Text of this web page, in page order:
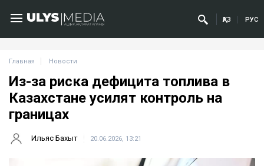
ҚАЗ РУС
Главная Новости
Из-за риска дефицита топлива в
Казахстане усилят контроль на
границах
Ильяс Бахыт 20.06.2026, 13:21